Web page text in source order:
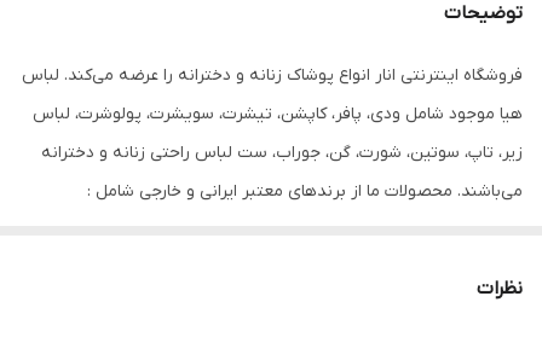
100-115
آستین کوتاه
توضیحات
فروشگاه اینترنتی انار انواع پوشاک زنانه و دخترانه را عرضه می‌کند. لباس
هیا موجود شامل ودی، پافر، کاپشن، تیشرت، سویشرت، پولوشرت، لباس
زیر، تاپ، سوتین، شورت، گن، جوراب، ست لباس راحتی زنانه و دخترانه
می‌باشند. محصولات ما از برندهای معتبر ایرانی و خارجی شامل :
نظرات